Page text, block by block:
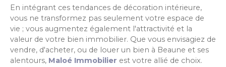
En intégrant ces tendances de décoration intérieure,
vous ne transformez pas seulement votre espace de
vie ; vous augmentez également l'attractivité et la
valeur de votre bien immobilier. Que vous envisagiez de
vendre, d'acheter, ou de louer un bien à Beaune et ses
alentours, Maloé Immobilier est votre allié de choix.